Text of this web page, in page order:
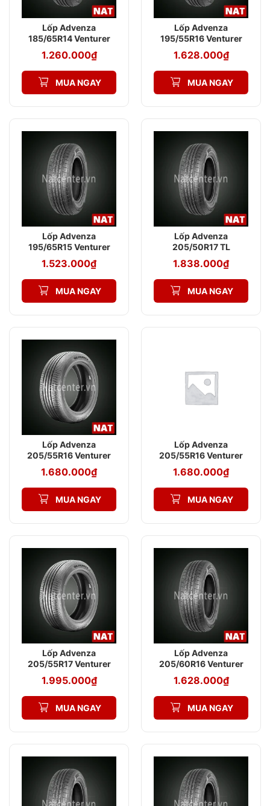
Lốp Advenza
185/65R14 Venturer
AV579 TL 86T
1.260.000₫
MUA NGAY
Lốp Advenza
195/55R16 Venturer
AV579 91V
1.628.000₫
MUA NGAY
Lốp Advenza
195/65R15 Venturer
AV579 91H
1.523.000₫
MUA NGAY
Lốp Advenza
205/50R17 TL
Venturer AV579 93V
XL
1.838.000₫
MUA NGAY
Lốp Advenza
205/55R16 Venturer
AV789 105VXL
1.680.000₫
MUA NGAY
Lốp Advenza
205/55R16 Venturer
AV789 Sport 91V XL
1.680.000₫
MUA NGAY
Lốp Advenza
205/55R17 Venturer
AV789 105VXL
1.995.000₫
MUA NGAY
Lốp Advenza
205/60R16 Venturer
TL AV579 92H
1.628.000₫
MUA NGAY